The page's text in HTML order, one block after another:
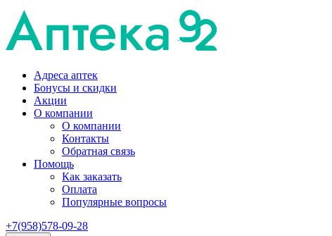
Адреса аптек
Бонусы и скидки
Акции
О компании
О компании
Контакты
Обратная связь
Помощь
Как заказать
Оплата
Популярные вопросы
+7(958)578-09-28